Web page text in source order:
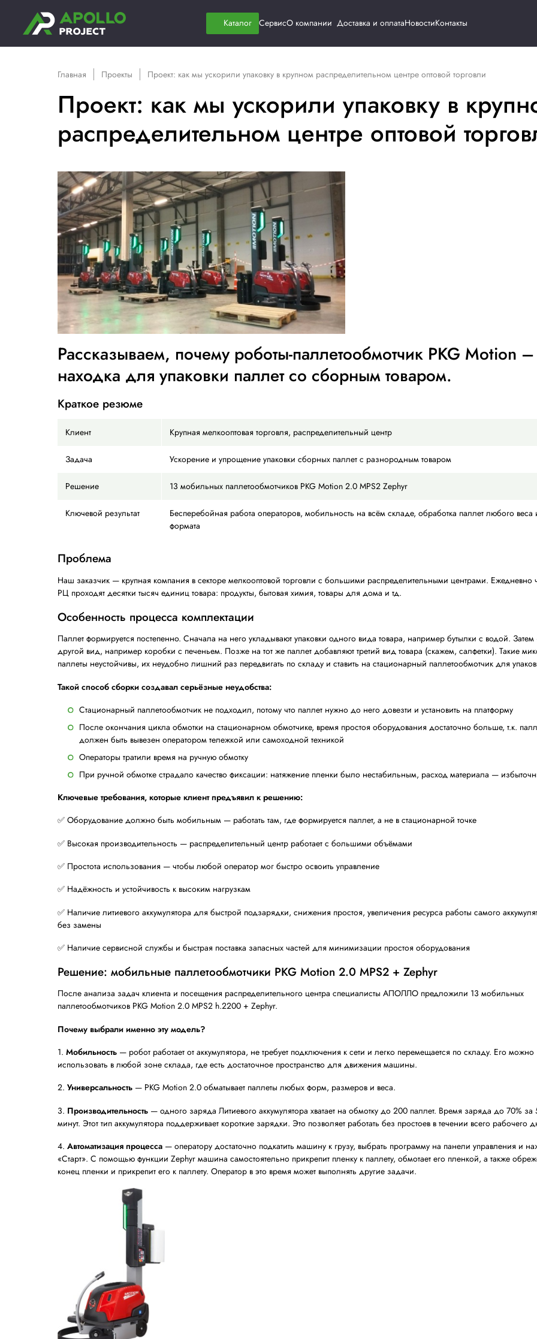
Каталог Сервис О компании
Главная
Проект: как мы ускорили
распределительном центре
Рассказываем, почему роботы-
находка для упаковки паллет со сборным
Ускорение и упрощение упаковки сборных паллет с разнородным
Ключевой результат
Бесперебойная работа операторов, мобильность на всём складе,
формата
Проблема
Наш заказчик — крупная компания в секторе мелкооптовой торговли с большими
РЦ проходят десятки тысяч единиц товара: продукты, бытовая химия, товары для дома и тд.
Особенность процесса комплектации
Паллет формируется постепенно. Сначала на него укладывают упаковки одного вида товара,
другой вид, например коробки с печеньем. Позже на тот же паллет добавляют третий вид товара
паллеты неустойчивы, их неудобно лишний раз передвигать по складу и ставить на стационарный
Стационарный паллетообмотчик не подходил, потому что паллет нужно до него довезти и
После окончания цикла обмотки на стационарном обмотчике, время простоя оборудования
должен быть вывезен оператором тележкой или самоходной техникой
Операторы тратили время на ручную обмотку
При ручной обмотке страдало качество фиксации: натяжение пленки было нестабильным,
Ключевые требования, которые клиент предъявил к решению:
✅ Оборудование должно быть мобильным — работать там, где формируется паллет, а не в
✅ Высокая производительность — распределительный центр работает с большими объёмами
✅ Простота использования — чтобы любой оператор мог быстро освоить управление
✅ Надёжность и устойчивость к высоким нагрузкам
✅ Наличие литиевого аккумулятора для быстрой подзарядки, снижения простоя, увеличения
без замены
✅ Наличие сервисной службы и быстрая поставка запасных частей для минимизации простоя
Решение: мобильные паллетообмотчики PKG Motion 2.0 MPS2 + Zephyr
После анализа задач клиента и посещения распределительного центра специалисты АПОЛЛО
паллетообмотчиков PKG Motion 2.0 MPS2 h.2200 + Zephyr.
Почему выбрали именно эту модель?
1. Мобильность— робот работает от аккумулятора, не требует подключения к сети и легко
использовать в любой зоне склада, где есть достаточное пространство для движения машины.